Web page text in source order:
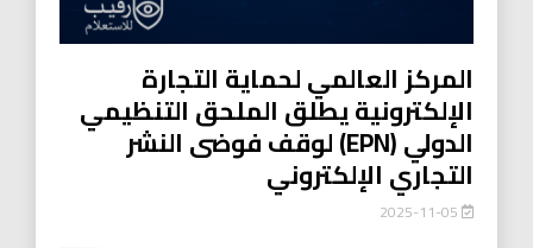
المركز العالمي لحماية التجارة
الإلكترونية يطلق الملحق التنظيمي
الدولي (EPN) لوقف فوضى النشر
التجاري الإلكتروني